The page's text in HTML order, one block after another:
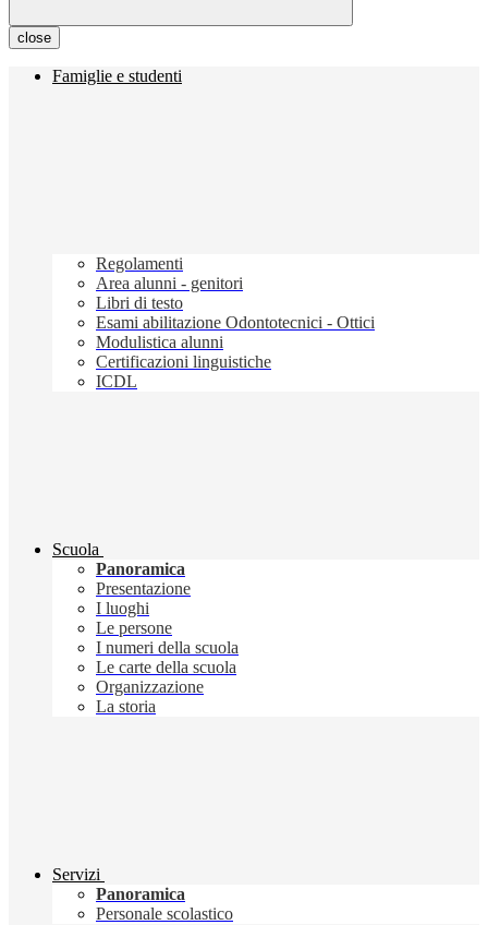
close
Famiglie e studenti
Regolamenti
Area alunni - genitori
Libri di testo
Esami abilitazione Odontotecnici - Ottici
Modulistica alunni
Certificazioni linguistiche
ICDL
Scuola
Panoramica
Presentazione
I luoghi
Le persone
I numeri della scuola
Le carte della scuola
Organizzazione
La storia
Servizi
Panoramica
Personale scolastico